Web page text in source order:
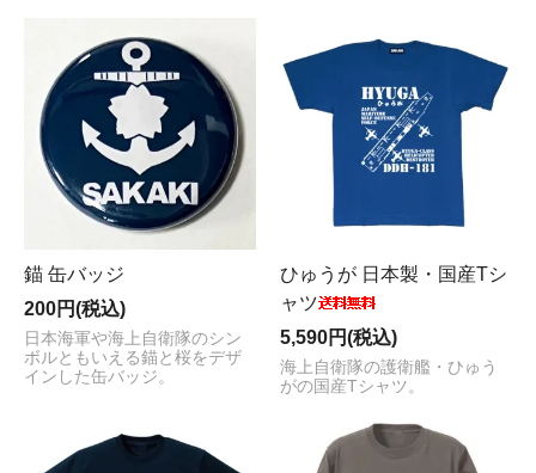
錨 缶バッジ
200円(税込)
日本海軍や海上自衛隊のシン
ボルともいえる錨と桜をデザ
インした缶バッジ。
ひゅうが 日本製・国産Tシ
ャツ
5,590円(税込)
海上自衛隊の護衛艦・ひゅう
がの国産Tシャツ。